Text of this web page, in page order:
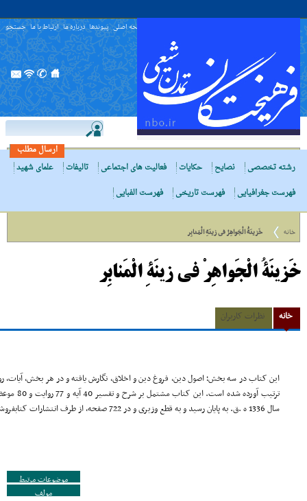
صفحه اصلی پیوندها درباره ما ارتباط با ما جستجو
ارسال مطلب
رشته تخصصی
نصایح حکایات فعالیت های اجتماعی تالیفات
علمای شهید
فهرست جغرافیایی
فهرست تاریخی فهرست الفبایی
خانه خَزینَةُ الْجَواهِرْ فى زینَةِ الْمَنابِر
خَزینَةُ الْجَواهِرْ فى زینَةِ الْمَنابِر
خانه نظرات کاربران
این کتاب در سه بخش؛ اصول دین، فروغ دین و اخلاق، نگارش یافته و در هر بخش، آیات،
سال 1336 ه .ق. به پایان رسید و به قطع وزیرى و در 722 صفحه، از طرف انتشارات کتابفروشى اسلامیه به زیور طبع آراسته گردیده است.
موضوعات مرتبط
مولف